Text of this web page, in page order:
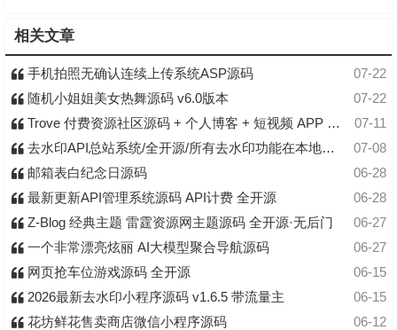
相关文章
07-22
手机拍照无确认连续上传系统ASP源码
07-22
随机小姐姐美女热舞源码 v6.0版本
07-11
Trove 付费资源社区源码 + 个人博客 + 短视频 APP 支持 AI 大模型多支付多存储
07-08
去水印API总站系统/全开源/所有去水印功能在本地实现
06-28
邮箱表白纪念日源码
06-28
最新更新API管理系统源码 API计费 全开源
06-27
Z-Blog 经典主题 雷霆资源网主题源码 全开源·无后门
06-27
一个非常漂亮炫丽 AI大模型聚合导航源码
06-15
网页抢车位游戏源码 全开源
06-15
2026最新去水印小程序源码 v1.6.5 带流量主
06-12
花坊鲜花售卖商店微信小程序源码